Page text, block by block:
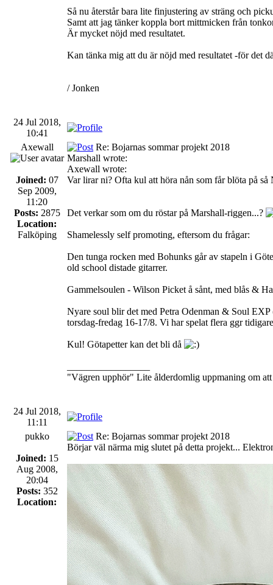
Så nu återstår bara lite finjustering av sträng och
Samt att jag tänker koppla bort mittmicken från
Är mycket nöjd med resultatet.
Kan tänka mig att du är nöjd med resultatet -för det
/ Jonken
24 Jul 2018,
10:41
Axewall
Joined: 07
Sep 2009,
11:20
Posts: 2875
Location:
Falköping
Re: Bojarnas sommar projekt 2018
Marshall wrote:
Axewall wrote:
Var lirar ni? Ofta kul att höra nån som får blöta på
Det verkar som om du röstar på Marshall-riggen...?
Shamelessly self promoting, eftersom du frågar:
Den tunga rocken med Bohunks går av stapeln i
old school distade gitarrer.
Gammelsoulen - Wilson Picket å sånt, med blås &
Nyare soul blir det med Petra Odenman & Soul
torsdag-fredag 16-17/8. Vi har spelat flera ggr
Kul! Götapetter kan det bli då
"Vägren upphör" Lite ålderdomlig uppmaning om
24 Jul 2018,
11:11
pukko
Joined: 15
Aug 2008,
20:04
Posts: 352
Location:
Re: Bojarnas sommar projekt 2018
Börjar väl närma mig slutet på detta projekt...